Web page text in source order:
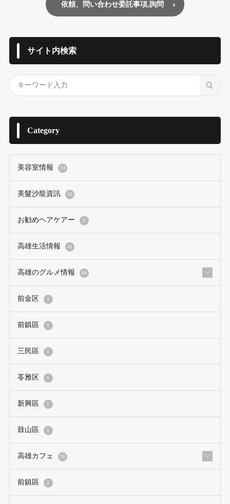
依頼、問い合わせ委託事項,詢問
サイト内検索
Category
美容室情報 24
美髮沙龍資訊 16
お勧めヘアケアー 2
高雄生活情報 41
高雄のグルメ情報 84
前金区 1
前鎮區 1
三民區 1
苓雅区 1
新興區 1
鼓山區 1
高雄カフェ 16
前鎮區 2